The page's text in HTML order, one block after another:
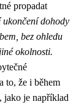
propadat
dohody
bez ohledu
okolnosti.
to, že i během
jako je například